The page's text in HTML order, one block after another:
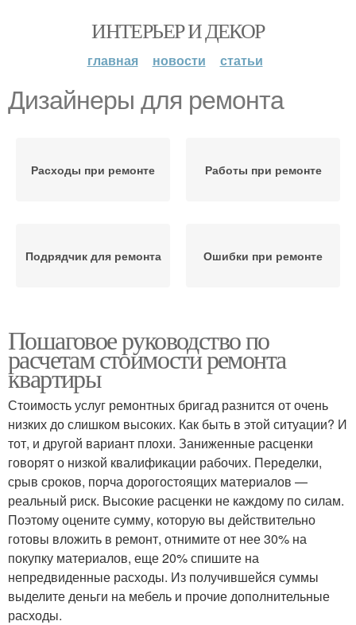
ИНТЕРЬЕР И ДЕКОР
главная новости статьи
Дизайнеры для ремонта
Расходы при ремонте Работы при ремонте
Подрядчик для ремонта Ошибки при ремонте
Пошаговое руководство по
расчетам стоимости ремонта
квартиры
Стоимость услуг ремонтных бригад разнится от очень
низких до слишком высоких. Как быть в этой ситуации? И
тот, и другой вариант плохи. Заниженные расценки
говорят о низкой квалификации рабочих. Переделки,
срыв сроков, порча дорогостоящих материалов —
реальный риск. Высокие расценки не каждому по силам.
Поэтому оцените сумму, которую вы действительно
готовы вложить в ремонт, отнимите от нее 30% на
покупку материалов, еще 20% спишите на
непредвиденные расходы. Из получившейся суммы
выделите деньги на мебель и прочие дополнительные
расходы.